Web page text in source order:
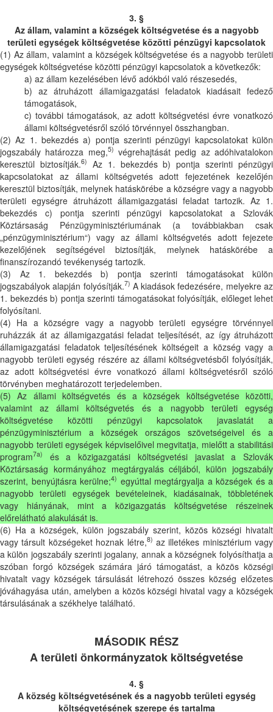
3. §
Az állam, valamint a községek költségvetése és a nagyobb
területi egységek költségvetése közötti pénzügyi kapcsolatok
(1) Az állam, valamint a községek költségvetése és a nagyobb területi
egységek költségvetése közötti pénzügyi kapcsolatok a következők:
a) az állam kezelésében lévő adókból való részesedés,
b) az átruházott államigazgatási feladatok kiadásait fedező
támogatások,
c) további támogatások, az adott költségvetési évre vonatkozó
állami költségvetésről szóló törvénnyel összhangban.
(2) Az 1. bekezdés a) pontja szerinti pénzügyi kapcsolatokat külön
jogszabály határozza meg,5) végrehajtását pedig az adóhivatalokon
keresztül biztosítják.6)
Az 1. bekezdés b) pontja szerinti pénzügyi
kapcsolatokat az állami költségvetés adott fejezetének kezelőjén
keresztül biztosítják, melynek hatáskörébe a községre vagy a nagyobb
területi egységre átruházott államigazgatási feladat tartozik. Az 1.
bekezdés c) pontja szerinti pénzügyi kapcsolatokat a Szlovák
Köztársaság Pénzügyminisztériumának (a továbbiakban csak
„pénzügyminisztérium“) vagy az állami költségvetés adott fejezete
kezelőjének segítségével biztosítják, melynek hatáskörébe a
finanszírozandó tevékenység tartozik.
(3) Az 1. bekezdés b) pontja szerinti támogatásokat külön
jogszabályok alapján folyósítják.7) A kiadások fedezésére, melyekre az
1. bekezdés b) pontja szerinti támogatásokat folyósítják, előleget lehet
folyósítani.
(4) Ha a községre vagy a nagyobb területi egységre törvénnyel
ruházzák át az államigazgatási feladat teljesítését, az így átruházott
államigazgatási feladatok teljesítésének költségeit a község vagy a
nagyobb területi egység részére az állami költségvetésből folyósítják,
az adott költségvetési évre vonatkozó állami költségvetésről szóló
törvényben meghatározott terjedelemben.
(5) Az állami költségvetés és a községek költségvetése közötti,
valamint az állami költségvetés és a nagyobb területi egység
költségvetése közötti pénzügyi kapcsolatok javaslatát a
pénzügyminisztérium a községek országos szövetségeivel és a
nagyobb területi egységek képviselőivel megvitatja, mielőtt a stabilitási
program7a)
és a közigazgatási költségvetési javaslat a Szlovák
Köztársaság kormányához megtárgyalás céljából, külön jogszabály
szerint, benyújtásra kerülne;4) egyúttal megtárgyalja a községek és a
nagyobb területi egységek bevételeinek, kiadásainak, többletének
vagy hiányának, mint a közigazgatás költségvetése részeinek
előrelátható alakulását is.
(6) Ha a községek, külön jogszabály szerint, közös községi hivatalt
vagy társult községeket hoznak létre,8) az illetékes minisztérium vagy
a külön jogszabály szerinti jogalany, annak a községnek folyósíthatja a
szóban forgó községek számára járó támogatást, a közös községi
hivatalt vagy községek társulását létrehozó összes község előzetes
jóváhagyása után, amelyben a közös községi hivatal vagy a községek
társulásának a székhelye található.
MÁSODIK RÉSZ
A területi önkormányzatok költségvetése
4. §
A község költségvetésének és a nagyobb területi egység
költségvetésének szerepe és tartalma